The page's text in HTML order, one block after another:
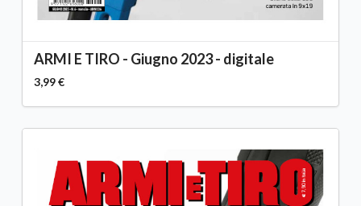
ARMI E TIRO - Giugno 2023 - digitale
3,99 €